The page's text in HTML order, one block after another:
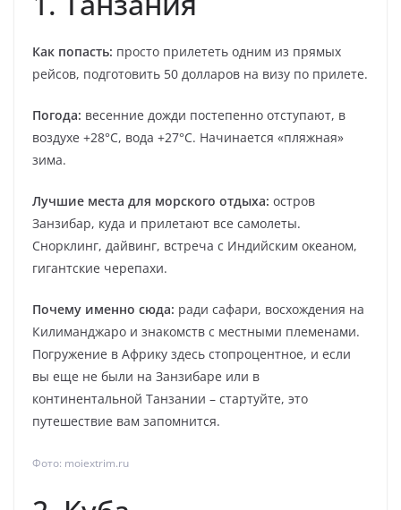
Как попасть: просто прилететь одним из прямых
рейсов, подготовить 50 долларов на визу по прилете.
Погода: весенние дожди постепенно отступают, в
воздухе +28°С, вода +27°С. Начинается «пляжная»
зима.
Лучшие места для морского отдыха: остров
Занзибар, куда и прилетают все самолеты.
Снорклинг, дайвинг, встреча с Индийским океаном,
гигантские черепахи.
Почему именно сюда: ради сафари, восхождения на
Килиманджаро и знакомств с местными племенами.
Погружение в Африку здесь стопроцентное, и если
вы еще не были на Занзибаре или в
континентальной Танзании – стартуйте, это
путешествие вам запомнится.
Фото: moiextrim.ru